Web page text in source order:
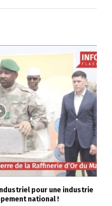
pour une industrie
national !